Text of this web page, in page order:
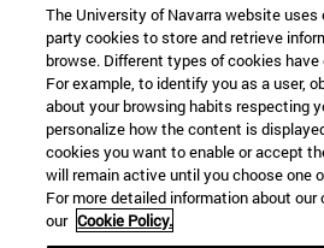
Información
TFNO +34 943 21 98 77
¿QUÉ GRADO TE INTERESA?
¿QUÉ MÁSTER TE INTERESA?
© Universidad de Navarra
Información legal
Accesibilidad
The University of Navarra website uses
party cookies to store and retrieve
browse. Different types of cookies
For example, to identify you as a user,
about your browsing habits respecting
personalize how the content is
cookies you want to enable or accept
will remain active until you choose one
For more detailed information about
our Cookie Policy.